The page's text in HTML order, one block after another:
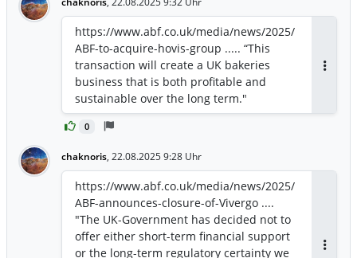
0
https://www.abf.co.uk/media/news/2025/
ABF-to-acquire-hovis-group ..... “This
transaction will create a UK bakeries
business that is both profitable and
sustainable over the long term."
chaknoris, 22.08.2025 9:28 Uhr
https://www.abf.co.uk/media/news/2025/
ABF-announces-closure-of-Vivergo ....
"The UK-Government has decided not to
offer either short-term financial support
or the long-term regulatory certainty we